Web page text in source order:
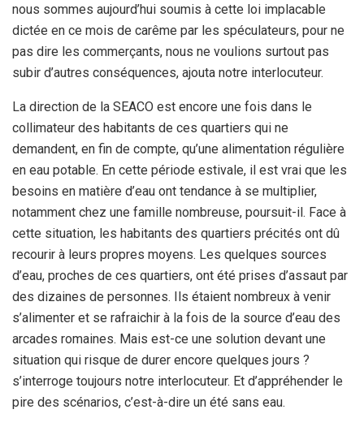
nous sommes aujourd’hui soumis à cette loi implacable
dictée en ce mois de carême par les spéculateurs, pour ne
pas dire les commerçants, nous ne voulions surtout pas
subir d’autres conséquences, ajouta notre interlocuteur.
La direction de la SEACO est encore une fois dans le
collimateur des habitants de ces quartiers qui ne
demandent, en fin de compte, qu’une alimentation régulière
en eau potable. En cette période estivale, il est vrai que les
besoins en matière d’eau ont tendance à se multiplier,
notamment chez une famille nombreuse, poursuit-il. Face à
cette situation, les habitants des quartiers précités ont dû
recourir à leurs propres moyens. Les quelques sources
d’eau, proches de ces quartiers, ont été prises d’assaut par
des dizaines de personnes. Ils étaient nombreux à venir
s’alimenter et se rafraichir à la fois de la source d’eau des
arcades romaines. Mais est-ce une solution devant une
situation qui risque de durer encore quelques jours ?
s’interroge toujours notre interlocuteur. Et d’appréhender le
pire des scénarios, c’est-à-dire un été sans eau.